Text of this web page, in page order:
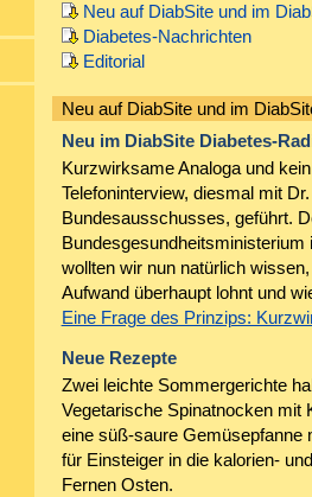
Neu auf DiabSite und im
Diabetes-Nachrichten
Editorial
Neu auf DiabSite und im
Neu im DiabSite Diabetes-
Kurzwirksame Analoga und
Telefoninterview, diesmal mit
Bundesausschusses, geführt.
wollten wir nun natürlich
Aufwand überhaupt lohnt und
Eine Frage des Prinzips:
Neue Rezepte
Zwei leichte Sommergerichte
Vegetarische Spinatnocken mit
eine süß-saure Gemüsepfanne
für Einsteiger in die kalorien-
Fernen Osten.